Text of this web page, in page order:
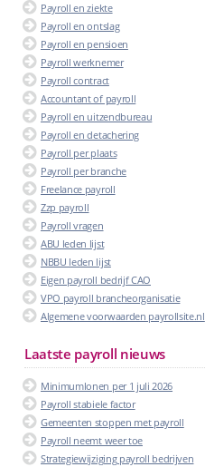
Payroll en ziekte
Payroll en ontslag
Payroll en pensioen
Payroll werknemer
Payroll contract
Accountant of payroll
Payroll en uitzendbureau
Payroll en detachering
Payroll per plaats
Payroll per branche
Freelance payroll
Zzp payroll
Payroll vragen
ABU leden lijst
NBBU leden lijst
Eigen payroll bedrijf CAO
VPO payroll brancheorganisatie
Algemene voorwaarden payrollsite.nl
Laatste payroll nieuws
Minimumlonen per 1 juli 2026
Payroll stabiele factor
Gemeenten stoppen met payroll
Payroll neemt weer toe
Strategiewijziging payroll bedrijven